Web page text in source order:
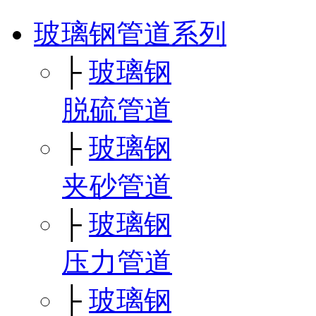
玻璃钢管道系列
├ 玻璃钢
脱硫管道
├ 玻璃钢
夹砂管道
├ 玻璃钢
压力管道
├ 玻璃钢